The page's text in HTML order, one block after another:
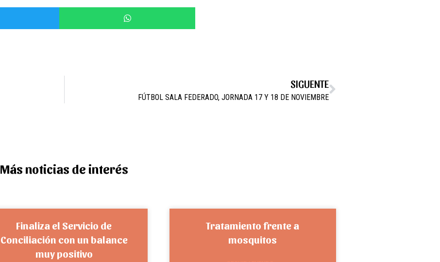
SIGUENTE
FÚTBOL SALA FEDERADO, JORNADA 17 Y 18 DE NOVIEMBRE
Más noticias de interés
Finaliza el Servicio de
Conciliación con un balance
muy positivo
Tratamiento frente a
mosquitos